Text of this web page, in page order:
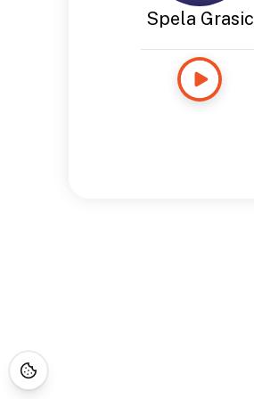
Spela Grasic